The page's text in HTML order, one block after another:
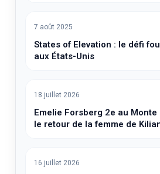
7 août 2025
States of Elevation : le défi
aux États-Unis
18 juillet 2026
Emelie Forsberg 2e au Monte
le retour de la femme de
16 juillet 2026